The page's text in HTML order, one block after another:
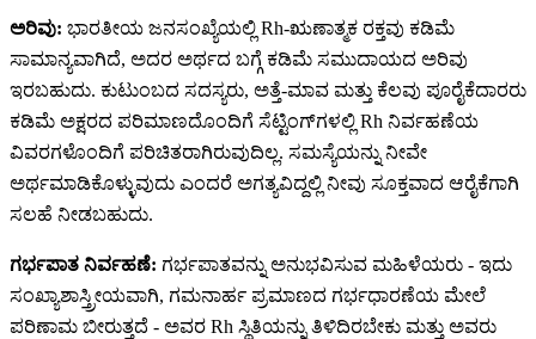
ಅರಿವು: ಭಾರತೀಯ ಜನಸಂಖ್ಯೆಯಲ್ಲಿ Rh-ಋಣಾತ್ಮಕ ರಕ್ತವು ಕಡಿಮೆ
ಸಾಮಾನ್ಯವಾಗಿದೆ, ಅದರ ಅರ್ಥದ ಬಗ್ಗೆ ಕಡಿಮೆ ಸಮುದಾಯದ ಅರಿವು
ಇರಬಹುದು. ಕುಟುಂಬದ ಸದಸ್ಯರು, ಅತ್ತೆ-ಮಾವ ಮತ್ತು ಕೆಲವು ಪೂರೈಕೆದಾರರು
ಕಡಿಮೆ ಅಕ್ಷರದ ಪರಿಮಾಣದೊಂದಿಗೆ ಸೆಟ್ಟಿಂಗ್‌ಗಳಲ್ಲಿ Rh ನಿರ್ವಹಣೆಯ
ವಿವರಗಳೊಂದಿಗೆ ಪರಿಚಿತರಾಗಿರುವುದಿಲ್ಲ. ಸಮಸ್ಯೆಯನ್ನು ನೀವೇ
ಅರ್ಥಮಾಡಿಕೊಳ್ಳುವುದು ಎಂದರೆ ಅಗತ್ಯವಿದ್ದಲ್ಲಿ ನೀವು ಸೂಕ್ತವಾದ ಆರೈಕೆಗಾಗಿ
ಸಲಹೆ ನೀಡಬಹುದು.
ಗರ್ಭಪಾತ ನಿರ್ವಹಣೆ: ಗರ್ಭಪಾತವನ್ನು ಅನುಭವಿಸುವ ಮಹಿಳೆಯರು - ಇದು
ಸಂಖ್ಯಾಶಾಸ್ತ್ರೀಯವಾಗಿ, ಗಮನಾರ್ಹ ಪ್ರಮಾಣದ ಗರ್ಭಧಾರಣೆಯ ಮೇಲೆ
ಪರಿಣಾಮ ಬೀರುತ್ತದೆ - ಅವರ Rh ಸ್ಥಿತಿಯನ್ನು ತಿಳಿದಿರಬೇಕು ಮತ್ತು ಅವರು